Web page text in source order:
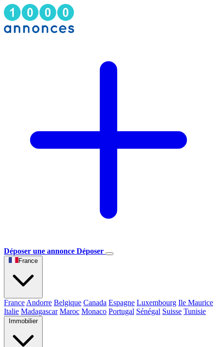
Déposer une annonce Déposer
France
France Andorre Belgique Canada Espagne Luxembourg Ile Maurice
Italie Madagascar Maroc Monaco Portugal Sénégal Suisse Tunisie
Immobilier